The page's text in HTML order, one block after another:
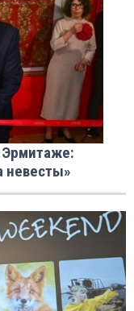
Эрмитаже:
невесты»